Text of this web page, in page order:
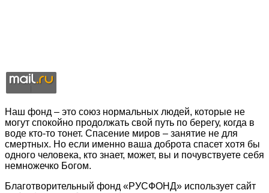
Наш фонд – это союз нормальных людей, которые не
могут спокойно продолжать свой путь по берегу, когда в
воде кто-то тонет. Спасение миров – занятие не для
смертных. Но если именно ваша доброта спасет хотя бы
одного человека, кто знает, может, вы и почувствуете себя
немножечко Богом.
Благотворительный фонд «РУСФОНД» использует сайт